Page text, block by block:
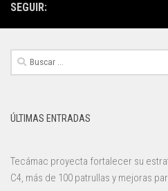
SEGUIR:
Buscar:
ÚLTIMAS ENTRADAS
Tecámac proyecta fortalecer su
C4, más de 100 patrullas y mejoras